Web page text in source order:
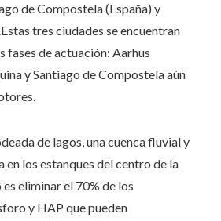
de Compostela (España) y
tres ciudades se encuentran
fases de actuación: Aarhus
y Santiago de Compostela aún
de lagos, una cuenca fluvial y
en los estanques del centro de la
eliminar el 70% de los
y HAP que pueden